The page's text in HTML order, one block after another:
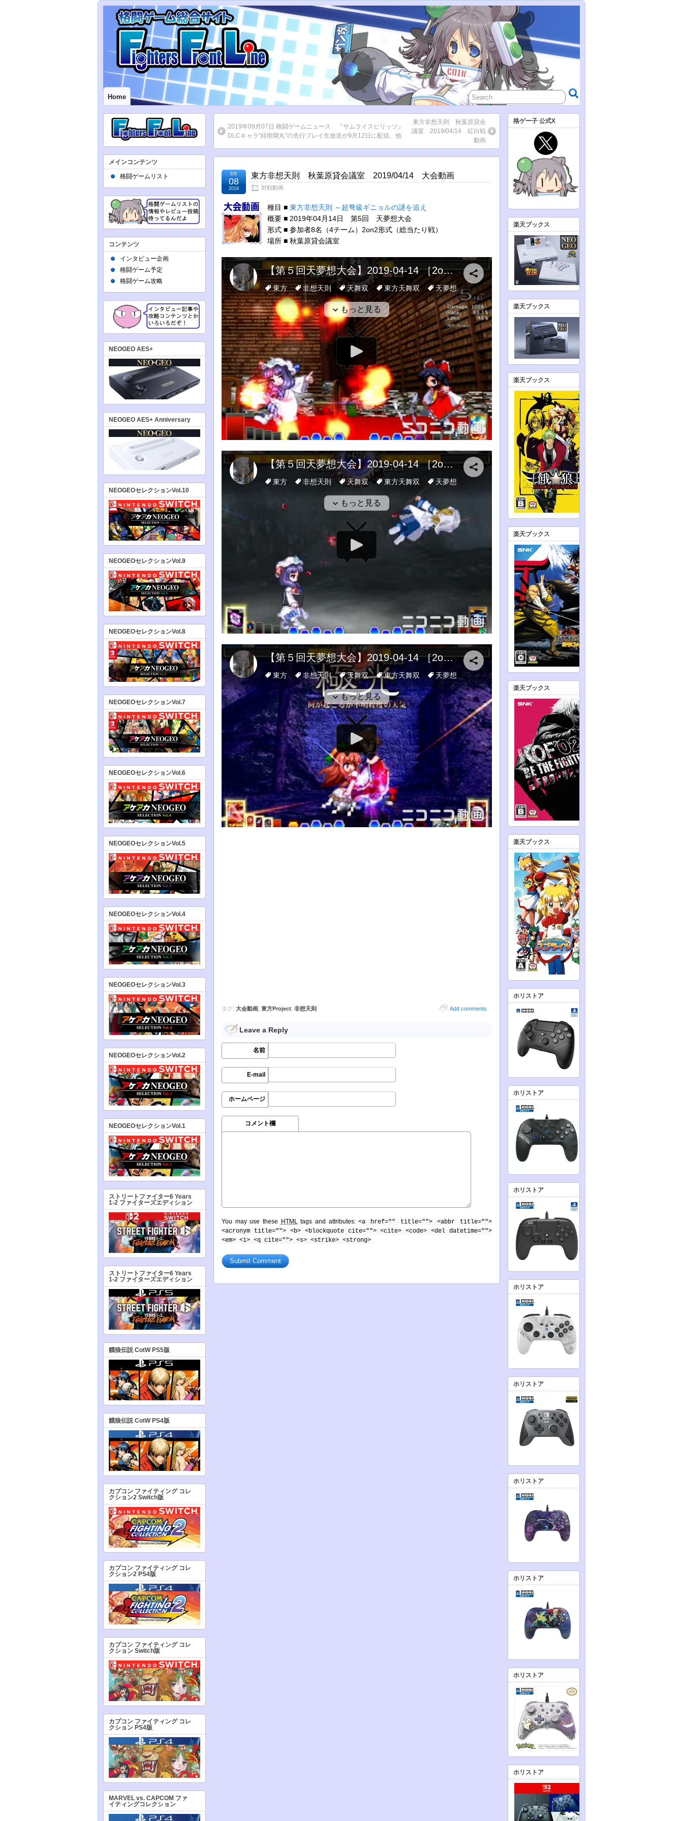
Home
2019年09月07日 格闘ゲームニュース 『サムライスピリッツ』
DLCキャラ“緋雨閑丸”の先行プレイ生放送が9月12日に配信、他
東方非想天則 秋葉原貸会
議室 2019/04/14 紅白戦
動画
東方非想天則 秋葉原貸会議室 2019/04/14 大会動画
対戦動画
9月
08
2019
種目 ■ 東方非想天則 ～超弩級ギニョルの謎を追え
概要 ■ 2019年04月14日 第5回 天夢想大会
形式 ■ 参加者8名（4チーム）2on2形式（総当たり戦）
場所 ■ 秋葉原貸会議室
Add comments
タグ: 大会動画 東方Project 非想天則
Leave a Reply
名前
E-mail
ホームページ
コメント欄
You may use these HTMLtags and attributes:<a href="" title=""> <abbr title="">
<acronym title=""> <b> <blockquote cite=""> <cite> <code> <del datetime="">
<em> <i> <q cite=""> <s> <strike> <strong>
メインコンテンツ
格闘ゲームリスト
コンテンツ
インタビュー企画
格闘ゲーム予定
格闘ゲーム攻略
NEOGEO AES+
NEOGEO AES+ Anniversary
NEOGEOセレクションVol.10
NEOGEOセレクションVol.9
NEOGEOセレクションVol.8
NEOGEOセレクションVol.7
NEOGEOセレクションVol.6
NEOGEOセレクションVol.5
NEOGEOセレクションVol.4
NEOGEOセレクションVol.3
NEOGEOセレクションVol.2
NEOGEOセレクションVol.1
ストリートファイター6 Years
1-2 ファイターズエディション
ストリートファイター6 Years
1-2 ファイターズエディション
餓狼伝説 CotW PS5版
餓狼伝説 CotW PS4版
カプコン ファイティング コレ
クション2 Switch版
カプコン ファイティング コレ
クション2 PS4版
カプコン ファイティング コレ
クション Switch版
カプコン ファイティング コレ
クション PS4版
MARVEL vs. CAPCOM ファ
イティングコレクション
格ゲー子 公式X
楽天ブックス
楽天ブックス
楽天ブックス
楽天ブックス
楽天ブックス
楽天ブックス
ホリストア
ホリストア
ホリストア
ホリストア
ホリストア
ホリストア
ホリストア
ホリストア
ホリストア